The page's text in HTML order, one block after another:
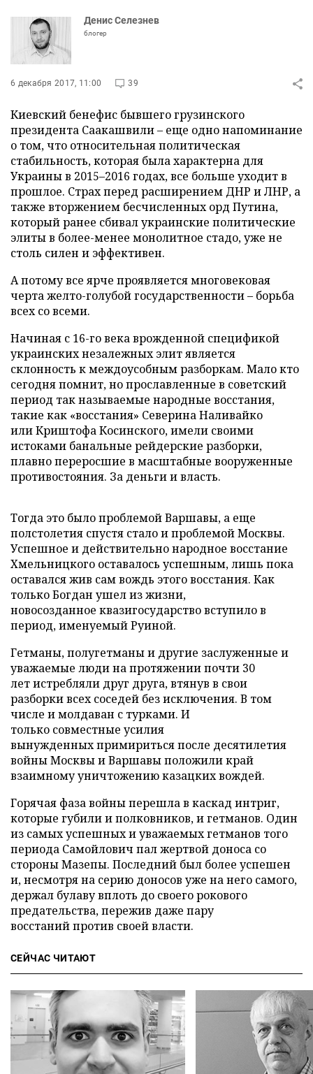
Денис Селезнев
блогер
6 декабря 2017, 11:00 39
Киевский бенефис бывшего грузинского
президента Саакашвили – еще одно напоминание
о том, что относительная политическая
стабильность, которая была характерна для
Украины в 2015–2016 годах, все больше уходит в
прошлое. Страх перед расширением ДНР и ЛНР, а
также вторжением бесчисленных орд Путина,
который ранее сбивал украинские политические
элиты в более-менее монолитное стадо, уже не
столь силен и эффективен.
А потому все ярче проявляется многовековая
черта желто-голубой государственности – борьба
всех со всеми.
Начиная с 16-го века врожденной спецификой
украинских незалежных элит является
склонность к междоусобным разборкам. Мало кто
сегодня помнит, но прославленные в советский
период так называемые народные восстания,
такие как «восстания» Северина Наливайко
или Криштофа Косинского, имели своими
истоками банальные рейдерские разборки,
плавно переросшие в масштабные вооруженные
противостояния. За деньги и власть.
Тогда это было проблемой Варшавы, а еще
полстолетия спустя стало и проблемой Москвы.
Успешное и действительно народное восстание
Хмельницкого оставалось успешным, лишь пока
оставался жив сам вождь этого восстания. Как
только Богдан ушел из жизни,
новосозданное квазигосударство вступило в
период, именуемый Руиной.
Гетманы, полугетманы и другие заслуженные и
уважаемые люди на протяжении почти 30
лет истребляли друг друга, втянув в свои
разборки всех соседей без исключения. В том
числе и молдаван с турками. И
только совместные усилия
вынужденных примириться после десятилетия
войны Москвы и Варшавы положили край
взаимному уничтожению казацких вождей.
Горячая фаза войны перешла в каскад интриг,
которые губили и полковников, и гетманов. Один
из самых успешных и уважаемых гетманов того
периода Самойлович пал жертвой доноса со
стороны Мазепы. Последний был более успешен
и, несмотря на серию доносов уже на него самого,
держал булаву вплоть до своего рокового
предательства, пережив даже пару
восстаний против своей власти.
СЕЙЧАС ЧИТАЮТ